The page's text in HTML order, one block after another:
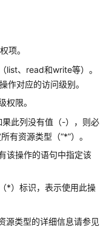
项。
list、read和write等）。
作对应的访问级别。
权限。
此列没有值（-），则必
有资源类型（“*”）。
该操作的语句中指定该
*）标识，表示使用此操
源类型的详细信息请参见